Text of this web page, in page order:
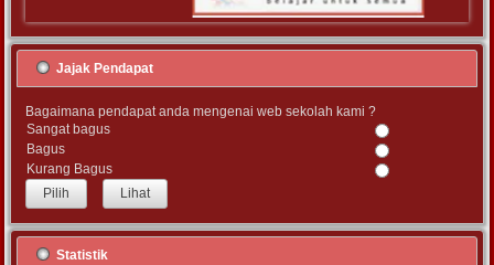
Jajak Pendapat
Bagaimana pendapat anda mengenai web sekolah kami ?
Sangat bagus
Bagus
Kurang Bagus
Lihat
Statistik